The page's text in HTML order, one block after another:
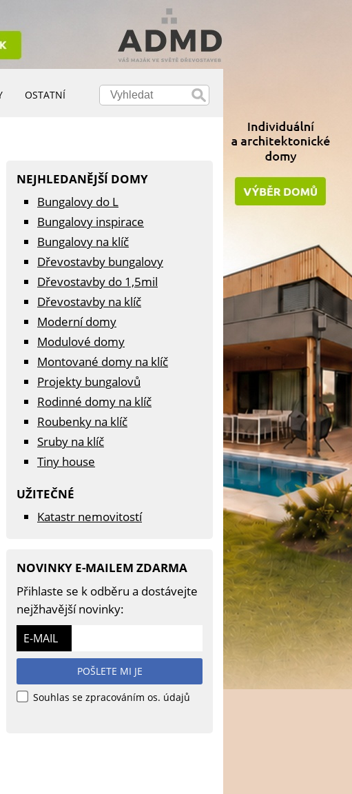
OSTATNÍ
NEJHLEDANĚJŠÍ DOMY
Bungalovy do L
Bungalovy inspirace
Bungalovy na klíč
Dřevostavby bungalovy
Dřevostavby do 1,5mil
Dřevostavby na klíč
Moderní domy
Modulové domy
Montované domy na klíč
Projekty bungalovů
Rodinné domy na klíč
Roubenky na klíč
Sruby na klíč
Tiny house
UŽITEČNÉ
Katastr nemovitostí
NOVINKY E-MAILEM ZDARMA
Přihlaste se k odběru a dostávejte
nejžhavější novinky:
E-MAIL
POŠLETE MI JE
Souhlas se zpracováním os. údajů